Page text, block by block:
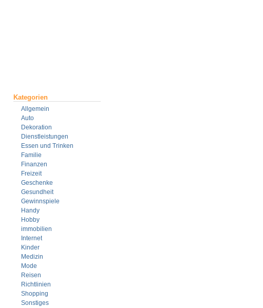
Kategorien
Allgemein
Auto
Dekoration
Dienstleistungen
Essen und Trinken
Familie
Finanzen
Freizeit
Geschenke
Gesundheit
Gewinnspiele
Handy
Hobby
immobilien
Internet
Kinder
Medizin
Mode
Reisen
Richtlinien
Shopping
Sonstiges